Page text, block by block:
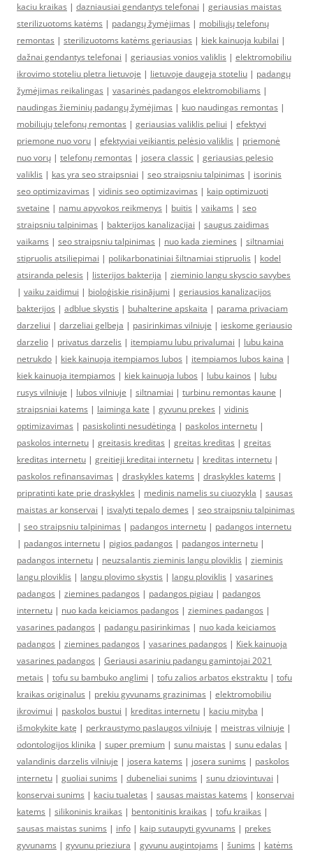
kaciu kraikas | dazniausiai gendantys telefonai | geriausias maistas
sterilizuotoms katėms | padangų žymėjimas | mobiliųjų telefonų
remontas | sterilizuotoms katėms geriausias | kiek kainuoja kubilai |
dažnai gendantys telefonai | geriausias vonios valiklis | elektromobiliu
ikrovimo stoteliu pletra lietuvoje | lietuvoje daugeja stoteliu | padangų
žymėjimas reikalingas | vasarinės padangos elektromobiliams |
naudingas žieminių padangų žymėjimas | kuo naudingas remontas |
mobiliųjų telefonų remontas | geriausias valiklis peliui | efektyvi
priemone nuo voru | efektyviai veikiantis pelėsio valiklis | priemonė
nuo vorų | telefonų remontas | josera classic | geriausias pelesio
valiklis | kas yra seo straipsniai | seo straipsniu talpinimas | isorinis
seo optimizavimas | vidinis seo optimizavimas | kaip optimizuoti
svetaine | namu apyvokos reikmenys | buitis | vaikams | seo
straipsniu talpinimas | bakterijos kanalizacijai | saugus zaidimas
vaikams | seo straipsniu talpinimas | nuo kada ziemines | siltnamiai
stipruolis atsiliepimai | polikarbonatiniai šiltnamiai stipruolis | kodel
atsiranda pelesis | listerijos bakterija | zieminio langu skyscio savybes
| vaiku zaidimui | bioloģiskie risinājumi | geriausios kanalizacijos
bakterijos | adblue skystis | buhalterine apskaita | parama privaciam
darzeliui | darzeliai gelbeja | pasirinkimas vilniuje | ieskome geriausio
darzelio | privatus darzelis | itempiamu lubu privalumai | lubu kaina
netrukdo | kiek kainuoja itempiamos lubos | itempiamos lubos kaina |
kiek kainuoja itempiamos | kiek kainuoja lubos | lubu kainos | lubu
rusys vilniuje | lubos vilniuje | siltnamiai | turbinu remontas kaune |
straipsniai katems | laiminga kate | gyvunu prekes | vidinis
optimizavimas | pasiskolinti nesudėtinga | paskolos internetu |
paskolos internetu | greitasis kreditas | greitas kreditas | greitas
kreditas internetu | greitieji kreditai internetu | kreditas internetu |
paskolos refinansavimas | draskykles katems | draskykles katems |
pripratinti kate prie draskykles | medinis namelis su ciuozykla | sausas
maistas ar konservai | isvalyti tepalo demes | seo straipsniu talpinimas
| seo straipsniu talpinimas | padangos internetu | padangos internetu
| padangos internetu | pigios padangos | padangos internetu |
padangos internetu | neuzsalantis zieminis langu ploviklis | zieminis
langu ploviklis | langu plovimo skystis | langu ploviklis | vasarines
padangos | ziemines padangos | padangos pigiau | padangos
internetu | nuo kada keiciamos padangos | ziemines padangos |
vasarines padangos | padangu pasirinkimas | nuo kada keiciamos
padangos | ziemines padangos | vasarines padangos | Kiek kainuoja
vasarines padangos | Geriausi asariniu padangu gamintojai 2021
metais | tofu su bambuko anglimi | tofu zalios arbatos ekstraktu | tofu
kraikas originalus | prekiu gyvunams grazinimas | elektromobiliu
ikrovimui | paskolos bustui | kreditas internetu | kaciu mityba |
išmokykite katę | perkraustymo paslaugos vilniuje | meistras vilniuje |
odontologijos klinika | super premium | sunu maistas | sunu edalas |
valandinis darzelis vilniuje | josera katems | josera sunims | paskolos
internetu | guoliai sunims | dubeneliai sunims | sunu dziovintuvai |
konservai sunims | kaciu tualetas | sausas maistas katems | konservai
katems | silikoninis kraikas | bentonitinis kraikas | tofu kraikas |
sausas maistas sunims | info | kaip sutaupyti gyvunams | prekes
gyvunams | gyvunu prieziura | gyvunu augintojams | šunims | katėms